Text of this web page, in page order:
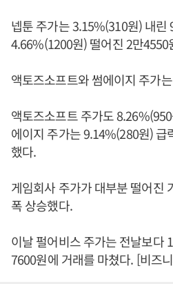
넵툰 주가는 3.15%(310원) 내린
4.66%(1200원) 떨어진 2만4550
액토즈소프트와 썸에이지 주가
액토즈소프트 주가도
에이지 주가는 9.14%(280원) 급
했다.
게임회사 주가가 대부분 떨어진
폭 상승했다.
이날 펄어비스 주가는 전날보다
7600원에 거래를 마쳤다. [비즈